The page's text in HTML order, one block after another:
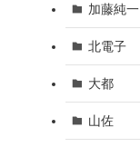
加藤純一
北電子
大都
山佐